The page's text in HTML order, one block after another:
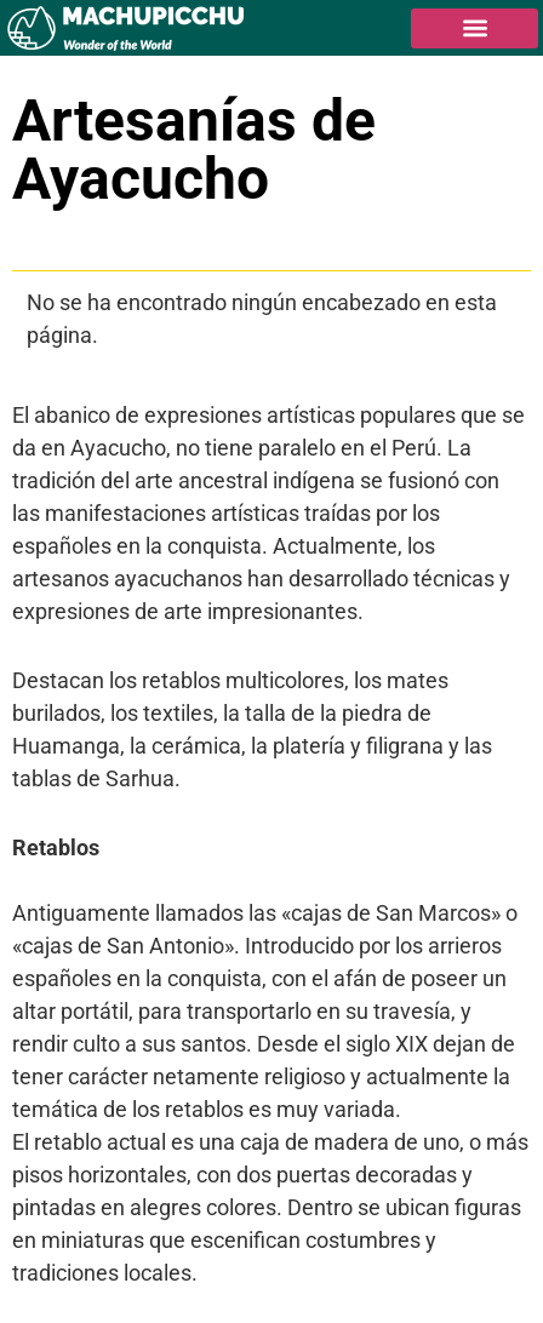
Artesanías de
Ayacucho
No se ha encontrado ningún encabezado en esta
página.
El abanico de expresiones artísticas populares que se
da en Ayacucho, no tiene paralelo en el Perú. La
tradición del arte ancestral indígena se fusionó con
las manifestaciones artísticas traídas por los
españoles en la conquista. Actualmente, los
artesanos ayacuchanos han desarrollado técnicas y
expresiones de arte impresionantes.
Destacan los retablos multicolores, los mates
burilados, los textiles, la talla de la piedra de
Huamanga, la cerámica, la platería y filigrana y las
tablas de Sarhua.
Retablos
Antiguamente llamados las «cajas de San Marcos» o
«cajas de San Antonio». Introducido por los arrieros
españoles en la conquista, con el afán de poseer un
altar portátil, para transportarlo en su travesía, y
rendir culto a sus santos. Desde el siglo XIX dejan de
tener carácter netamente religioso y actualmente la
temática de los retablos es muy variada.
El retablo actual es una caja de madera de uno, o más
pisos horizontales, con dos puertas decoradas y
pintadas en alegres colores. Dentro se ubican figuras
en miniaturas que escenifican costumbres y
tradiciones locales.